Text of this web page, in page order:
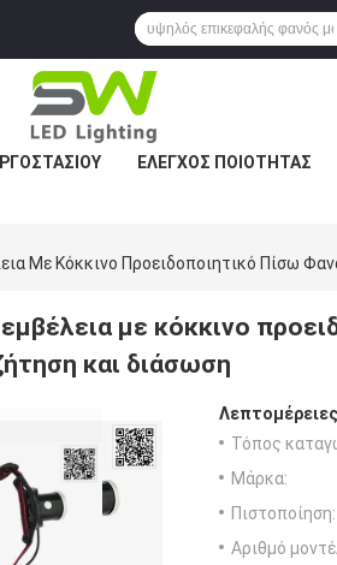
ΈΛΕΓΧΟΣ ΠΟΙΌΤΗΤΑΣ
Με Κόκκινο Προειδοποιητικό Πίσω
με κόκκινο
και διάσωση
Τόπος
Μάρκα:
Πιστοποίηση:
Αριθμό